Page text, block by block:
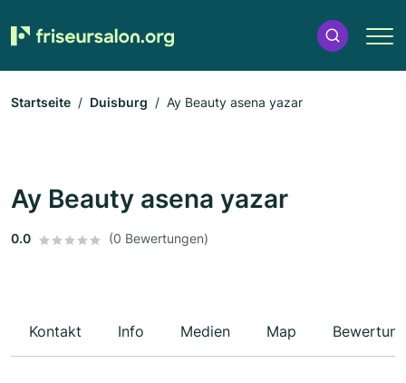
Startseite Duisburg Ay Beauty asena yazar
Ay Beauty asena yazar
0.0 (0 Bewertungen)
Kontakt Info Medien Map